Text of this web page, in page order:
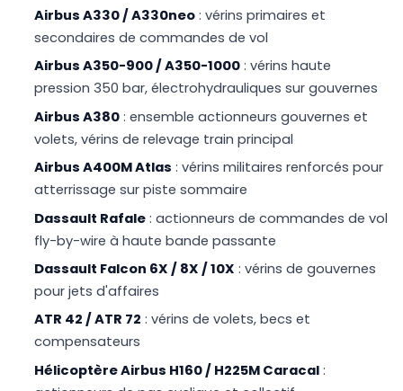
Airbus A330 / A330neo : vérins primaires et
secondaires de commandes de vol
Airbus A350-900 / A350-1000 : vérins haute
pression 350 bar, électrohydrauliques sur gouvernes
Airbus A380 : ensemble actionneurs gouvernes et
volets, vérins de relevage train principal
Airbus A400M Atlas : vérins militaires renforcés pour
atterrissage sur piste sommaire
Dassault Rafale : actionneurs de commandes de vol
fly-by-wire à haute bande passante
Dassault Falcon 6X / 8X / 10X : vérins de gouvernes
pour jets d'affaires
ATR 42 / ATR 72 : vérins de volets, becs et
compensateurs
Hélicoptère Airbus H160 / H225M Caracal :